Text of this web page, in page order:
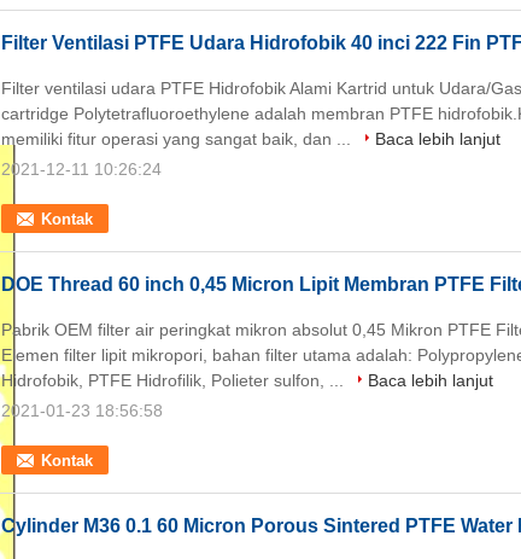
Filter Ventilasi PTFE Udara Hidrofobik 40 inci 222 Fin
Kontak
Filter ventilasi udara PTFE Hidrofobik Alami Kartrid untuk Udara/
cartridge Polytetrafluoroethylene adalah membran PTFE
memiliki fitur operasi yang sangat baik, dan ...
Baca lebih lanjut
2021-12-11 10:26:24
DOE Thread 60 inch 0,45 Micron Lipit Membran PTFE
Kontak
Pabrik OEM filter air peringkat mikron absolut 0,45 Mikron PTFE
Elemen filter lipit mikropori, bahan filter utama adalah:
Hidrofobik, PTFE Hidrofilik, Polieter sulfon, ...
Baca lebih lanjut
2021-01-23 18:56:58
Cylinder M36 0.1 60 Micron Porous Sintered PTFE Water